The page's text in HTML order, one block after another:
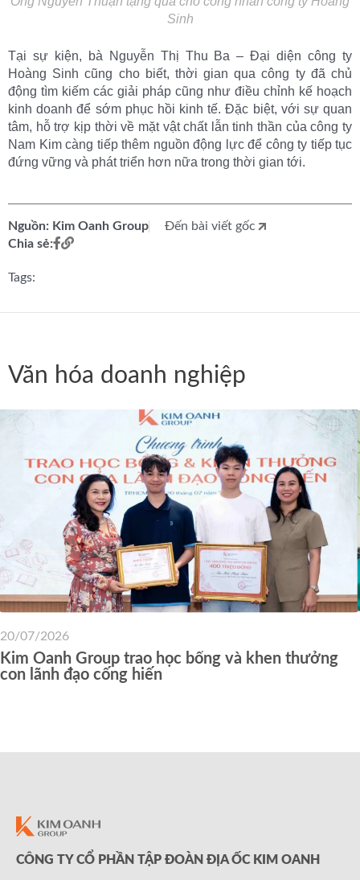
Sinh
Tại sự kiện, bà Nguyễn Thị Thu Ba – Đại diện công ty
Hoàng Sinh cũng cho biết, thời gian qua công ty đã chủ
động tìm kiếm các giải pháp cũng như điều chỉnh kế hoạch
kinh doanh để sớm phục hồi kinh tế. Đặc biệt, với sự quan
tâm, hỗ trợ kịp thời về mặt vật chất lẫn tinh thần của công ty
Nam Kim càng tiếp thêm nguồn động lực để công ty tiếp tục
đứng vững và phát triển hơn nữa trong thời gian tới.
Nguồn: Kim Oanh Group
Đến bài viết gốc
Chia sẻ:
Tags:
Văn hóa doanh nghiệp
Kim Oanh Group trao học bổng và khen thưởng
con lãnh đạo cống hiến
20/07/2026
CÔNG TY CỔ PHẦN TẬP ĐOÀN ĐỊA ỐC KIM OANH